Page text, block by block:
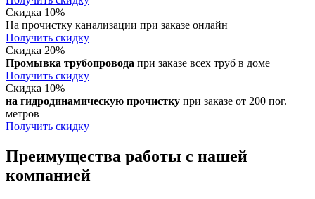
Скидка 10%
На прочистку канализации при заказе онлайн
Получить скидку
Скидка 20%
Промывка трубопровода при заказе всех труб в доме
Получить скидку
Скидка 10%
на гидродинамическую прочистку при заказе от 200 пог.
метров
Получить скидку
Преимущества работы с нашей
компанией